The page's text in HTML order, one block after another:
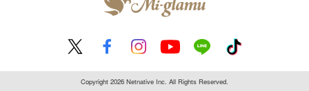
Copyright 2026 Netnative Inc. All Rights Reserved.